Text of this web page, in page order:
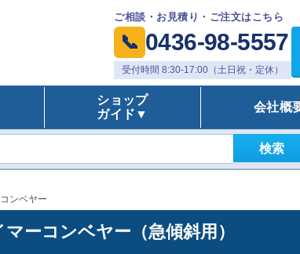
ご相談・お見積り・ご注文はこちら
📞 0436-98-5557
受付時間 8:30-17:00（土日祝・定休）
ショップ
ガイド▼
会社概
検索
ンベヤー
マーコンベヤー（急傾斜用）